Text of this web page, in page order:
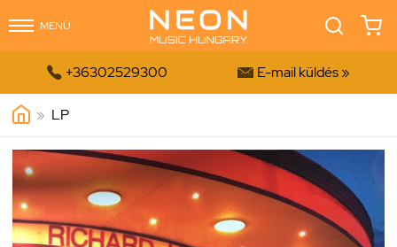
MENÜ
 +36302529300  E-mail küldés »
» LP